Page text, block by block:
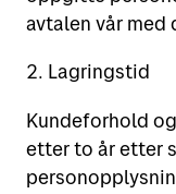
avtalen vår med
2. Lagringstid
Kundeforhold
etter to år etter